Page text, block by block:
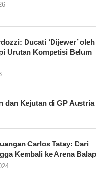
Ducati ‘Dijewer’ oleh
Urutan Kompetisi Belum
dan Kejutan di GP Austria
Carlos Tatay: Dari
Kembali ke Arena Balap